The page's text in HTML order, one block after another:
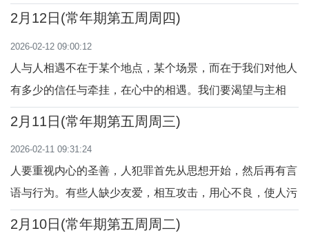
2月12日(常年期第五周周四)
2026-02-12 09:00:12
人与人相遇不在于某个地点，某个场景，而在于我们对他人
有多少的信任与牵挂，在心中的相遇。我们要渴望与主相
遇，当你遇到困难与考验的时候，才发现自己是多么需要主
「主，是啊！可是小狗在桌子底下，也可吃到孩子们的碎屑
呢！」（谷7：24-30）
2月11日(常年期第五周周三)
2026-02-11 09:31:24
人要重视内心的圣善，人犯罪首先从思想开始，然后再有言
语与行为。有些人缺少友爱，相互攻击‌，用心不良，使人污
秽。如果你常和阳光的人在一起，心里就会少一些晦暗。我
2月10日(常年期第五周周二)